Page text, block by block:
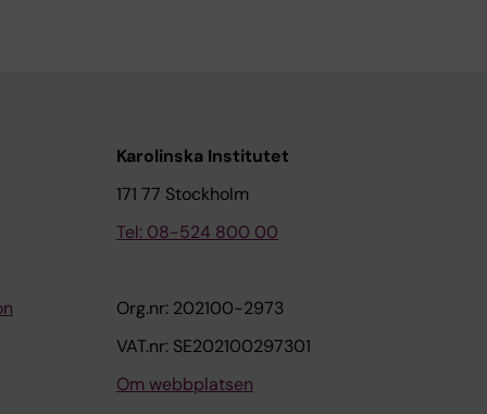
Karolinska Institutet
171 77 Stockholm
Tel: 08-524 800 00
Org.nr: 202100-2973
VAT.nr: SE202100297301
Om webbplatsen